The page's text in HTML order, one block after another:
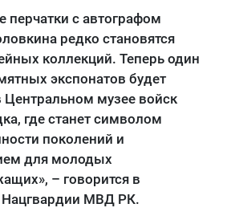
перчатки с автографом
редко становятся
коллекций. Теперь один
экспонатов будет
Центральном музее войск
где станет символом
поколений и
для молодых
– говорится в
МВД РК.